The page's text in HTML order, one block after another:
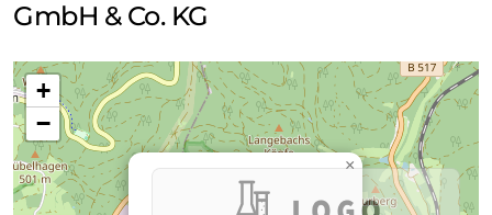
GmbH & Co. KG
×
+
−